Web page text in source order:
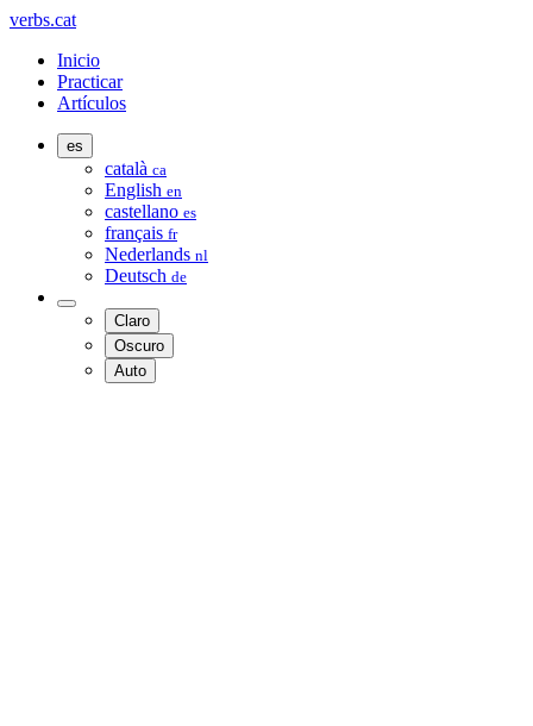
verbs.cat
Inicio
Practicar
Artículos
es
català ca
English en
castellano es
français fr
Nederlands nl
Deutsch de
Claro
Oscuro
Auto